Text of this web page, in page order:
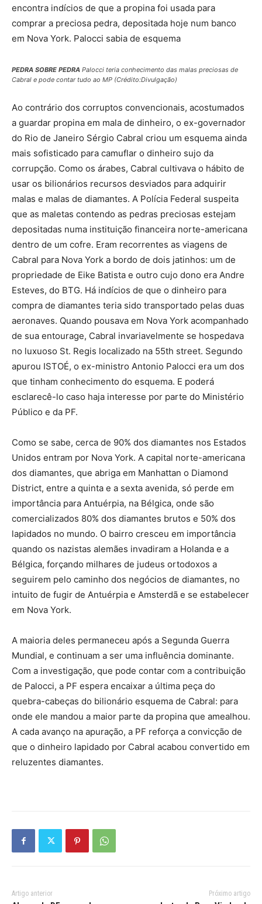
encontra indícios de que a propina foi usada para
comprar a preciosa pedra, depositada hoje num banco
em Nova York. Palocci sabia de esquema
PEDRA SOBRE PEDRA Palocci teria conhecimento das malas preciosas de
Cabral e pode contar tudo ao MP (Crédito:Divulgação)
Ao contrário dos corruptos convencionais, acostumados
a guardar propina em mala de dinheiro, o ex-governador
do Rio de Janeiro Sérgio Cabral criou um esquema ainda
mais sofisticado para camuflar o dinheiro sujo da
corrupção. Como os árabes, Cabral cultivava o hábito de
usar os bilionários recursos desviados para adquirir
malas e malas de diamantes. A Polícia Federal suspeita
que as maletas contendo as pedras preciosas estejam
depositadas numa instituição financeira norte-americana
dentro de um cofre. Eram recorrentes as viagens de
Cabral para Nova York a bordo de dois jatinhos: um de
propriedade de Eike Batista e outro cujo dono era Andre
Esteves, do BTG. Há indícios de que o dinheiro para
compra de diamantes teria sido transportado pelas duas
aeronaves. Quando pousava em Nova York acompanhado
de sua entourage, Cabral invariavelmente se hospedava
no luxuoso St. Regis localizado na 55th street. Segundo
apurou ISTOÉ, o ex-ministro Antonio Palocci era um dos
que tinham conhecimento do esquema. E poderá
esclarecê-lo caso haja interesse por parte do Ministério
Público e da PF.
Como se sabe, cerca de 90% dos diamantes nos Estados
Unidos entram por Nova York. A capital norte-americana
dos diamantes, que abriga em Manhattan o Diamond
District, entre a quinta e a sexta avenida, só perde em
importância para Antuérpia, na Bélgica, onde são
comercializados 80% dos diamantes brutos e 50% dos
lapidados no mundo. O bairro cresceu em importância
quando os nazistas alemães invadiram a Holanda e a
Bélgica, forçando milhares de judeus ortodoxos a
seguirem pelo caminho dos negócios de diamantes, no
intuito de fugir de Antuérpia e Amsterdã e se estabelecer
em Nova York.
A maioria deles permaneceu após a Segunda Guerra
Mundial, e continuam a ser uma influência dominante.
Com a investigação, que pode contar com a contribuição
de Palocci, a PF espera encaixar a última peça do
quebra-cabeças do bilionário esquema de Cabral: para
onde ele mandou a maior parte da propina que amealhou.
A cada avanço na apuração, a PF reforça a convicção de
que o dinheiro lapidado por Cabral acabou convertido em
reluzentes diamantes.
Artigo anterior Próximo artigo